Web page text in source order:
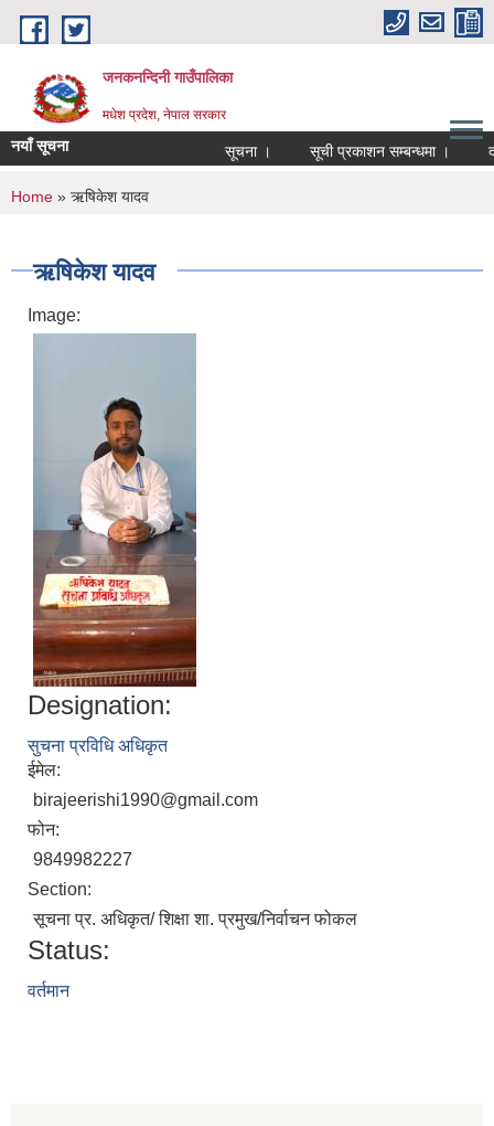
Skip to main content
जनकनन्दिनी गाउँपालिका
मधेश प्रदेश, नेपाल सरकार
नयाँ सूचना सूचना । सूची प्रकाशन सम्बन्धमा ।
You are here
Home » ऋषिकेश यादव
ऋषिकेश यादव
Image:
Designation:
सुचना प्रविधि अधिकृत
ईमेल:
birajeerishi1990@gmail.com
फोन:
9849982227
Section:
सूचना प्र. अधिकृत/ शिक्षा शा. प्रमुख/निर्वाचन फोकल
Status:
वर्तमान